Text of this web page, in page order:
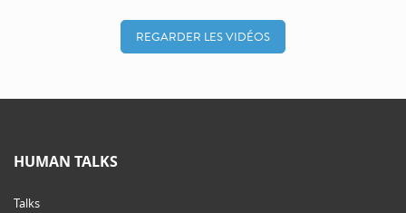
REGARDER LES VIDÉOS
HUMAN TALKS
Talks